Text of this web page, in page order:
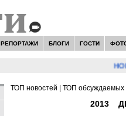
РЕПОРТАЖИ БЛОГИ ГОСТИ
ТОП новостей ТОП обсуждаемых
2013